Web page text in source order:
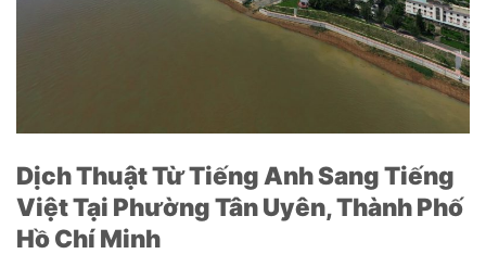
Dịch Thuật Từ Tiếng Anh Sang Tiếng
Việt Tại Phường Tân Uyên, Thành Phố
HồChí Minh